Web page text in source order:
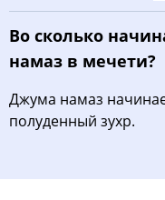
Во сколько
намаз в мечети?
Джума намаз
полуденный зухр.